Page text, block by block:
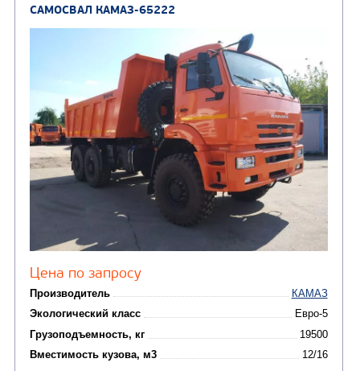
САМОСВАЛ КАМАЗ-6520
Цена по запросу